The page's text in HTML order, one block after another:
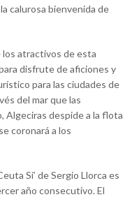
calurosa bienvenida de
atractivos de esta
disfrute de aficiones y
para las ciudades de
del mar que las
Algeciras despide a la flota
coronará a los
Sí’ de Sergio Llorca es
año consecutivo. El